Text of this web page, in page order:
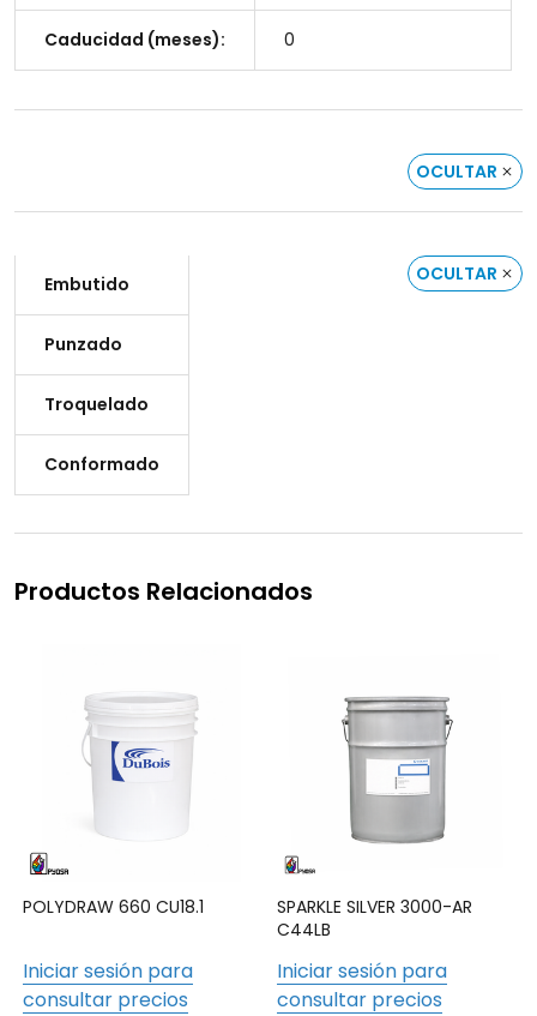
Caducidad (meses): 0
OCULTAR
OCULTAR
Embutido
Punzado
Troquelado
Conformado
Productos Relacionados
POLYDRAW 660 CU18.1
Iniciar sesión para
consultar precios
SPARKLE SILVER 3000-AR
C44LB
Iniciar sesión para
consultar precios